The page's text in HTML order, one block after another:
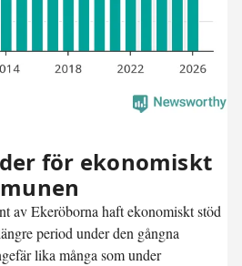
för ekonomiskt
av Ekerö­borna haft ekonomiskt stöd
period under den gångna
lika många som under